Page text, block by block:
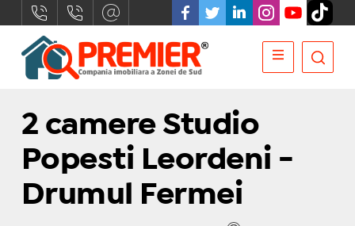
2 camere Studio
Popesti Leordeni -
Drumul Fermei